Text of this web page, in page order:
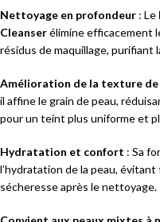
Nettoyage en profondeur : Le
Cleanserélimine efficacement
résidus de maquillage, purifiant
Amélioration de la texture de
il affine le grain de peau,
pour un teint plus uniforme et
Hydratation et confort : Sa
l’hydratation de la peau,
sécheresse après le nettoyage.